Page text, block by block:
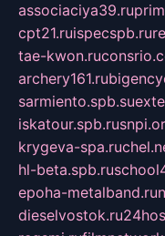
associaciya39.ru
cpt21.ruispecspb.ru
tae-kwon.ru
archery161.ru
sarmiento.spb.su
iskatour.spb.ru
krygeva-spa.ru
hl-beta.spb.ru
epoha-metalband.ru
dieselvostok.ru